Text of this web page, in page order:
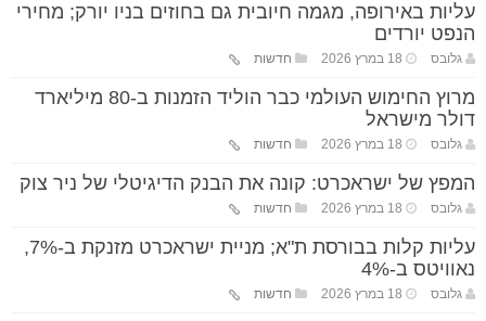
עליות באירופה, מגמה חיובית גם בחוזים בניו יורק; מחירי
הנפט יורדים
גלובס 18 במרץ 2026 חדשות
מרוץ החימוש העולמי כבר הוליד הזמנות ב-80 מיליארד
דולר מישראל
גלובס 18 במרץ 2026 חדשות
המפץ של ישראכרט: קונה את הבנק הדיגיטלי של ניר צוק
גלובס 18 במרץ 2026 חדשות
עליות קלות בבורסת ת"א; מניית ישראכרט מזנקת ב-7%,
נאוויטס ב-4%
גלובס 18 במרץ 2026 חדשות